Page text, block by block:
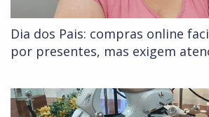
Dia dos Pais: compras online
por presentes, mas exigem